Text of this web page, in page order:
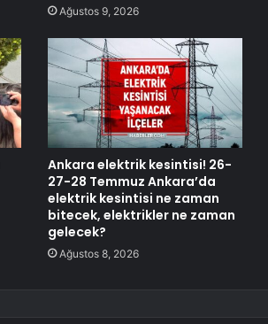
Ağustos 9, 2026
Ankara elektrik kesintisi! 26-
27-28 Temmuz Ankara’da
elektrik kesintisi ne zaman
bitecek, elektrikler ne zaman
gelecek?
Ağustos 8, 2026